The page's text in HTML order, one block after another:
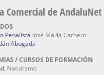
Comercial de AndaluNet
Penalista José María Carnero
Abogada
/ CURSOS DE FORMACIÓN
, Naturismo